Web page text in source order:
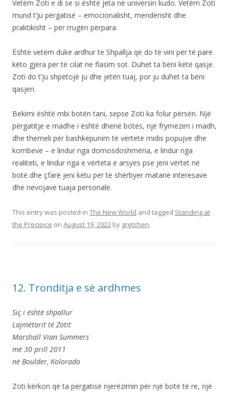
Vetëm Zoti e di se si është jeta në universin kudo. Vetëm Zoti
mund t’ju përgatisë – emocionalisht, mendërisht dhe
praktikisht – për rrugën përpara.
Është vetëm duke ardhur te Shpallja që do të vini për të parë
këto gjëra për të cilat ne flasim sot. Duhet ta bëni këtë qasje.
Zoti do t’ju shpëtojë ju dhe jetën tuaj, por ju duhet ta bëni
qasjen.
Bekimi është mbi botën tani, sepse Zoti ka folur përsëri. Një
përgatitje e madhe i është dhënë botës, një frymëzim i madh,
dhe themeli për bashkëpunim të vërtetë midis popujve dhe
kombeve – e lindur nga domosdoshmëria, e lindur nga
realiteti, e lindur nga e vërteta e arsyes pse jeni vërtet në
botë dhe çfarë jeni këtu për të shërbyer matanë interesave
dhe nevojave tuaja personale.
This entry was posted in The New World and tagged Standing at
the Precipice on August 19, 2022 by gretchen.
12. Tronditja e së ardhmes
Siç i është shpallur
Lajmëtarit të Zotit
Marshall Vian Summers
më 30 prill 2011
në Boulder, Kolorado
Zoti kërkon që ta përgatisë njerëzimin për një botë të re, një